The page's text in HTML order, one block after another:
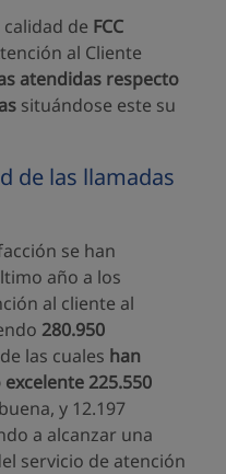
de FCC
al Cliente
atendidas respecto
situándose este su
de las llamadas
se han
año a los
al cliente al
280.950
las cuales han
225.550
y 12.197
a alcanzar una
servicio de atención